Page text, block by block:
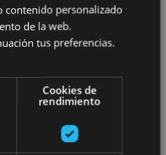
guiadas
contenido personalizado
de la web.
tus preferencias.
Cookies de
rendimiento